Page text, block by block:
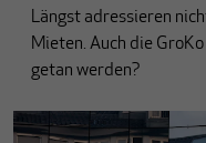
Längst adressieren
Mieten. Auch die
getan werden?